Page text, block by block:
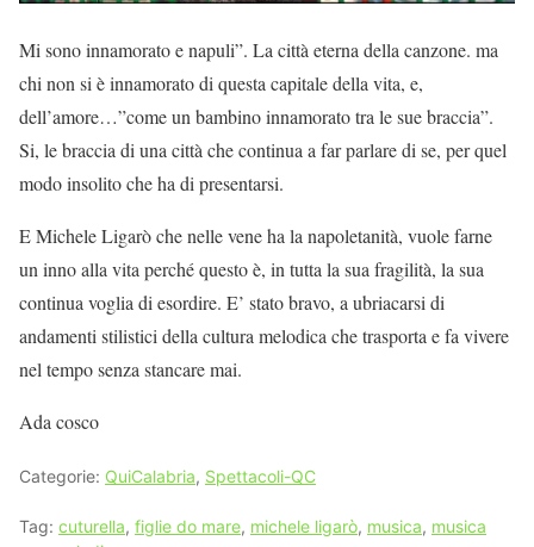
Mi sono innamorato e napuli”. La città eterna della canzone. ma
chi non si è innamorato di questa capitale della vita, e,
dell’amore…”come un bambino innamorato tra le sue braccia”.
Si, le braccia di una città che continua a far parlare di se, per quel
modo insolito che ha di presentarsi.
E Michele Ligarò che nelle vene ha la napoletanità, vuole farne
un inno alla vita perché questo è, in tutta la sua fragilità, la sua
continua voglia di esordire. E’ stato bravo, a ubriacarsi di
andamenti stilistici della cultura melodica che trasporta e fa vivere
nel tempo senza stancare mai.
Ada cosco
Categorie: QuiCalabria, Spettacoli-QC
Tag: cuturella, figlie do mare, michele ligarò, musica, musica